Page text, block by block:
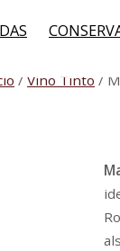
/ Vino Tinto /